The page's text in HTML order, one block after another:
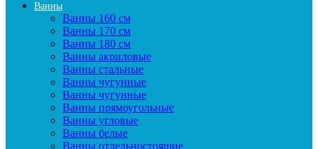
Ванны
Ванны 160 см
Ванны 170 см
Ванны 180 см
Ванны акриловые
Ванны стальные
Ванны чугунные
Ванны чугунные
Ванны прямоугольные
Ванны угловые
Ванны белые
Ванны отдельностоящие